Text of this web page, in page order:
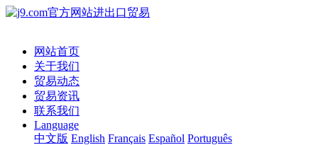
网站首页
关于我们
贸易动态
贸易资讯
联系我们
Language
中文版 English Français Español Português